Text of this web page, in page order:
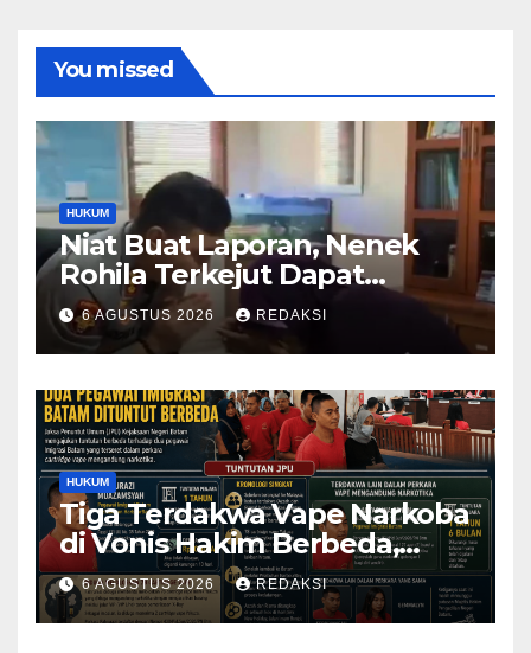
You missed
HUKUM
Niat Buat Laporan, Nenek
Rohila Terkejut Dapat
Bantuan dari Kabid Propam
Kombes Pol Eddwi
6 AGUSTUS 2026 REDAKSI
HUKUM
Tiga Terdakwa Vape Narkoba
di Vonis Hakim Berbeda,
Oknum Pegawai Imigrasi
Batam Paling Ringan
6 AGUSTUS 2026 REDAKSI